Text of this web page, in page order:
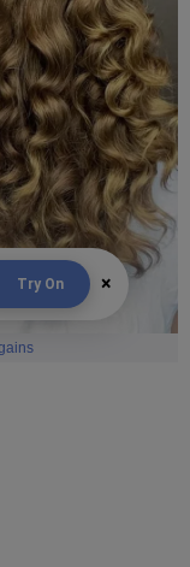
Try On ×